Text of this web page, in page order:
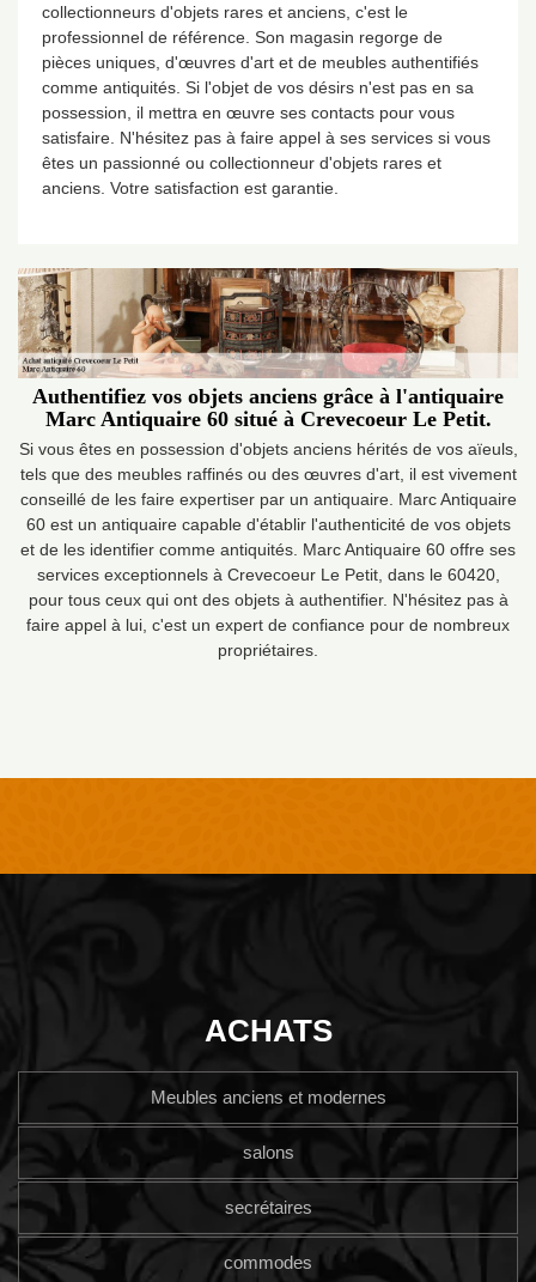
collectionneurs d'objets rares et anciens, c'est le
professionnel de référence. Son magasin regorge de
pièces uniques, d'œuvres d'art et de meubles authentifiés
comme antiquités. Si l'objet de vos désirs n'est pas en sa
possession, il mettra en œuvre ses contacts pour vous
satisfaire. N'hésitez pas à faire appel à ses services si vous
êtes un passionné ou collectionneur d'objets rares et
anciens. Votre satisfaction est garantie.
Authentifiez vos objets anciens grâce à l'antiquaire
Marc Antiquaire 60 situé à Crevecoeur Le Petit.
Si vous êtes en possession d'objets anciens hérités de vos aïeuls,
tels que des meubles raffinés ou des œuvres d'art, il est vivement
conseillé de les faire expertiser par un antiquaire. Marc Antiquaire
60 est un antiquaire capable d'établir l'authenticité de vos objets
et de les identifier comme antiquités. Marc Antiquaire 60 offre ses
services exceptionnels à Crevecoeur Le Petit, dans le 60420,
pour tous ceux qui ont des objets à authentifier. N'hésitez pas à
faire appel à lui, c'est un expert de confiance pour de nombreux
propriétaires.
ACHATS
Meubles anciens et modernes
salons
secrétaires
commodes